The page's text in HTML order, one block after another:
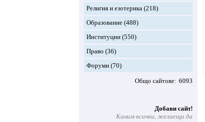
Религия и езотерика (218)
Образование (488)
Институции (550)
Право (36)
Форуми (70)
Общо сайтове 6093
Добави сайт!
Каним всички, желаещи да